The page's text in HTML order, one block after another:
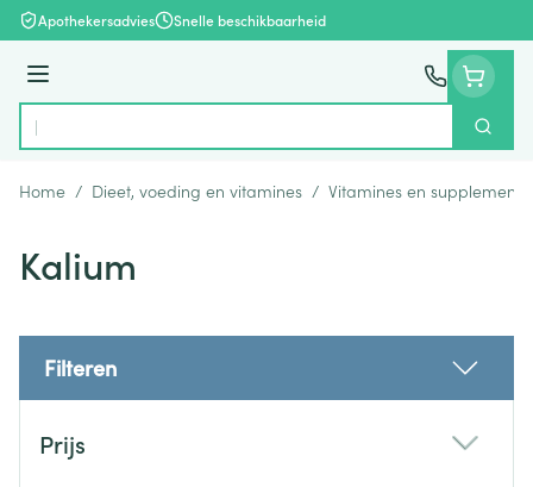
Ga naar de inhoud
Apothekersadvies Snelle beschikbaarheid
Menu
Product, merk, categorie...
Zoek
Home / Dieet, voeding en vitamines / Vitamines en
Kalium
Filteren
Prijs